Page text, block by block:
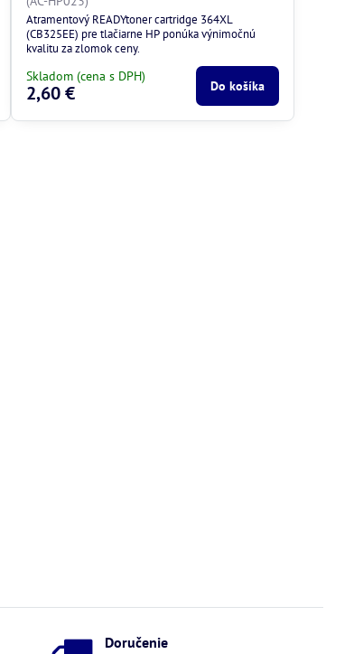
Atramentový READYtoner cartridge 364XL
(CB325EE) pre tlačiarne HP ponúka výnimočnú
kvalitu za zlomok ceny.
Skladom (cena s DPH)
2,60 € Do košíka
Doručenie